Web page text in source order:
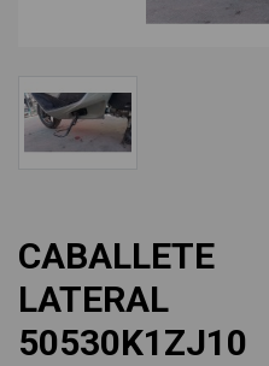
CABALLETE
LATERAL
50530K1ZJ10